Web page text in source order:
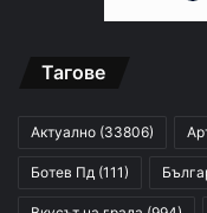
Тагове
Актуално (33806)
Ботев Пд (111)